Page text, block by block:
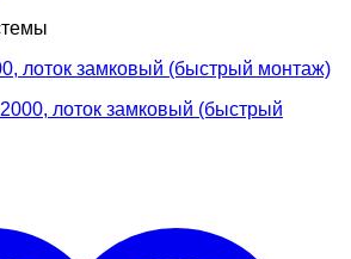
лоток замковый (быстрый монтаж)